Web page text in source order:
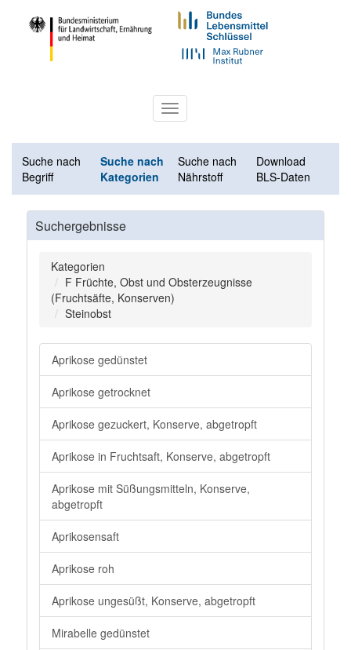
Toggle
navigation
Suche nach
Begriff
Suche nach
Kategorien
Suche nach
Nährstoff
Download
BLS-Daten
Suchergebnisse
Kategorien
F Früchte, Obst und Obsterzeugnisse
(Fruchtsäfte, Konserven)
Steinobst
Aprikose gedünstet
Aprikose getrocknet
Aprikose gezuckert, Konserve, abgetropft
Aprikose in Fruchtsaft, Konserve, abgetropft
Aprikose mit Süßungsmitteln, Konserve,
abgetropft
Aprikosensaft
Aprikose roh
Aprikose ungesüßt, Konserve, abgetropft
Mirabelle gedünstet